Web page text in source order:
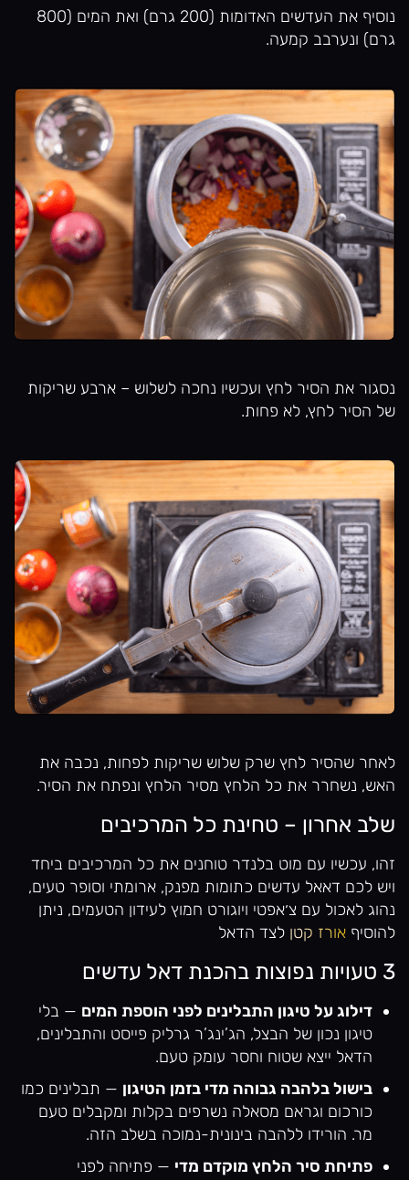
נוסיף את העדשים האדומות (200 גרם) ואת המים (800
גרם) ונערבב קמעה.
נסגור את הסיר לחץ ועכשיו נחכה לשלוש – ארבע שריקות
של הסיר לחץ, לא פחות.
לאחר שהסיר לחץ שרק שלוש שריקות לפחות, נכבה את
האש, נשחרר את כל הלחץ מסיר הלחץ ונפתח את הסיר.
שלב אחרון – טחינת כל המרכיבים
זהו, עכשיו עם מוט בלנדר טוחנים את כל המרכיבים ביחד
ויש לכם דאאל עדשים כתומות מפנק, ארומתי וסופר טעים,
נהוג לאכול עם צ׳אפטי ויוגורט חמוץ לעידון הטעמים, ניתן
להוסיף אורז קטן לצד הדאל
3 טעויות נפוצות בהכנת דאל עדשים
דילוג על טיגון התבלינים לפני הוספת המים — בלי
טיגון נכון של הבצל, הג’ינג’ר גרליק פייסט והתבלינים,
הדאל ייצא שטוח וחסר עומק טעם.
בישול בלהבה גבוהה מדי בזמן הטיגון — תבלינים כמו
כורכום וגראם מסאלה נשרפים בקלות ומקבלים טעם
מר. הורידו ללהבה בינונית-נמוכה בשלב הזה.
פתיחת סיר הלחץ מוקדם מדי — פתיחה לפני